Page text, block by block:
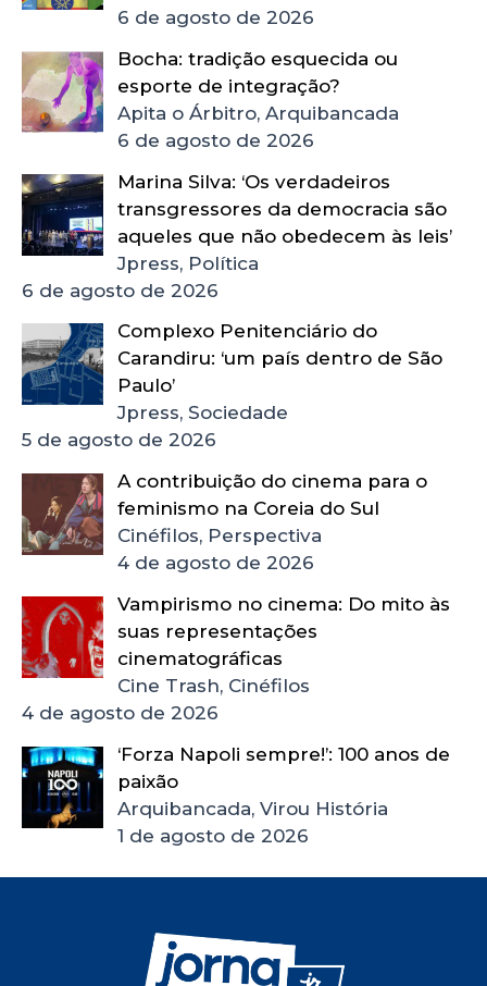
6 de agosto de 2026
Bocha: tradição esquecida ou
esporte de integração?
Apita o Árbitro, Arquibancada
6 de agosto de 2026
Marina Silva: ‘Os verdadeiros
transgressores da democracia são
aqueles que não obedecem às leis’
Jpress, Política
6 de agosto de 2026
Complexo Penitenciário do
Carandiru: ‘um país dentro de São
Paulo’
Jpress, Sociedade
5 de agosto de 2026
A contribuição do cinema para o
feminismo na Coreia do Sul
Cinéfilos, Perspectiva
4 de agosto de 2026
Vampirismo no cinema: Do mito às
suas representações
cinematográficas
Cine Trash, Cinéfilos
4 de agosto de 2026
‘Forza Napoli sempre!’: 100 anos de
paixão
Arquibancada, Virou História
1 de agosto de 2026